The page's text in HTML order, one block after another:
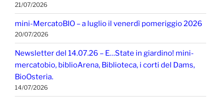
21/07/2026
mini-MercatoBIO – a luglio il venerdì pomeriggio 2026
20/07/2026
Newsletter del 14.07.26 – E…State in giardino! mini-
mercatobio, biblioArena, Biblioteca, i corti del Dams,
BioOsteria.
14/07/2026